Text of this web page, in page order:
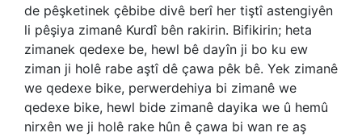
de pêşketinek çêbibe divê berî her tiştî astengiyên
li pêşiya zimanê Kurdî bên rakirin. Bifikirin; heta
zimanek qedexe be, hewl bê dayîn ji bo ku ew
ziman ji holê rabe aştî dê çawa pêk bê. Yek zimanê
we qedexe bike, perwerdehiya bi zimanê we
qedexe bike, hewl bide zimanê dayika we û hemû
nirxên we ji holê rake hûn ê çawa bi wan re aş